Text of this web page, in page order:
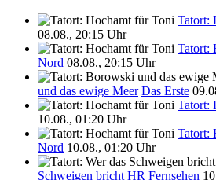
Tatort:
08.08., 20:15 Uhr
Tatort:
Nord 08.08., 20:15 Uhr
und das ewige Meer Das Erste
Tatort:
10.08., 01:20 Uhr
Tatort:
Nord 10.08., 01:20 Uhr
Schweigen bricht HR Fernsehen